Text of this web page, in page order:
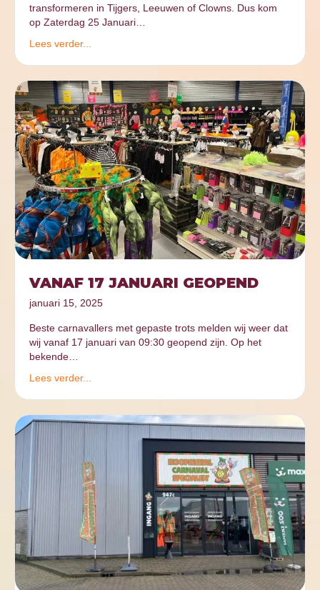
transformeren in Tijgers, Leeuwen of Clowns. Dus kom
op Zaterdag 25 Januari…
Lees verder...
VANAF 17 JANUARI GEOPEND
januari 15, 2025
Beste carnavallers met gepaste trots melden wij weer dat
wij vanaf 17 januari van 09:30 geopend zijn. Op het
bekende…
Lees verder...